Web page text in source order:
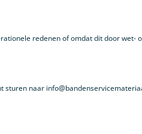
redenen of omdat dit door wet-
naar